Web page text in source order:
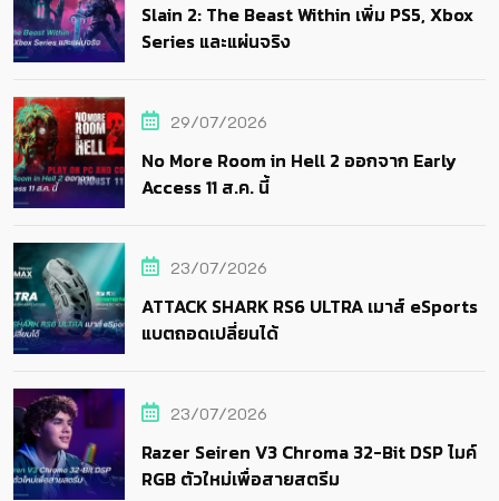
Slain 2: The Beast Within เพิ่ม PS5, Xbox
Series และแผ่นจริง
29/07/2026
No More Room in Hell 2 ออกจาก Early
Access 11 ส.ค. นี้
23/07/2026
ATTACK SHARK RS6 ULTRA เมาส์ eSports
แบตถอดเปลี่ยนได้
23/07/2026
Razer Seiren V3 Chroma 32-Bit DSP ไมค์
RGB ตัวใหม่เพื่อสายสตรีม